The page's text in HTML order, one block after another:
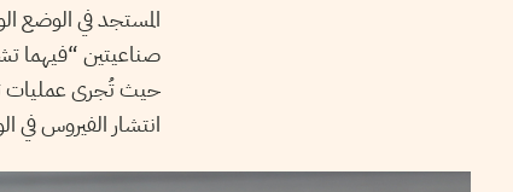
المستجد في الوضع
صناعيتين “فيهما
حيث تُجرى عمليات
انتشار الفيروس في الولاية وأعاد